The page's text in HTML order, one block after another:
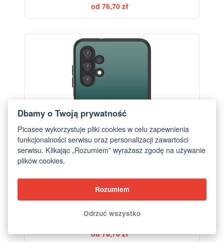
od 76,70 zł
Etui na Samsung Galaxy A13 5G - Verdant Fade
od 76,70 zł
Dbamy o Twoją prywatność
Picasee wykorzystuje pliki cookies w celu zapewnienia
funkcjonalności serwisu oraz personalizacji zawartości
serwisu. Klikając „Rozumiem” wyrażasz zgodę na używanie
plików cookies.
Rozumiem
Odrzuć wszystko